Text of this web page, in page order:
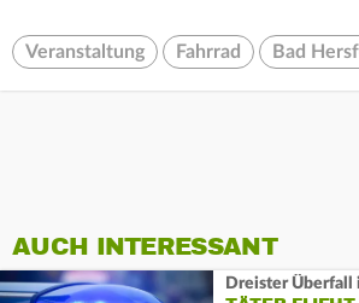
Veranstaltung Fahrrad Bad
AUCH INTERESSANT
Dreister Überfall